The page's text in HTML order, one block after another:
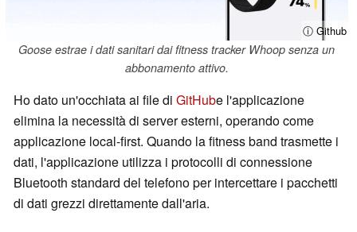
ⓘ Github
Goose estrae i dati sanitari dai fitness tracker Whoop senza un
abbonamento attivo.
Ho dato un'occhiata ai file di GitHube l'applicazione
elimina la necessità di server esterni, operando come
applicazione local-first. Quando la fitness band trasmette i
dati, l'applicazione utilizza i protocolli di connessione
Bluetooth standard del telefono per intercettare i pacchetti
di dati grezzi direttamente dall'aria.